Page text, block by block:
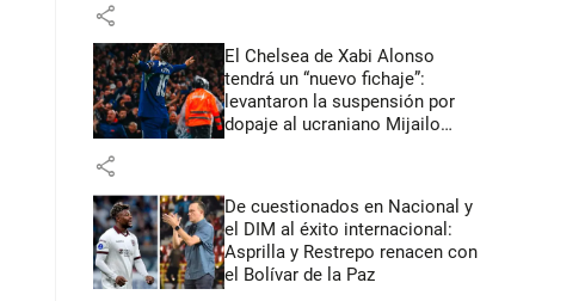
share
El Chelsea de Xabi Alonso
tendrá un “nuevo fichaje”:
levantaron la suspensión por
dopaje al ucraniano Mijailo
share
De cuestionados en Nacional y
el DIM al éxito internacional:
Asprilla y Restrepo renacen con
el Bolívar de la Paz